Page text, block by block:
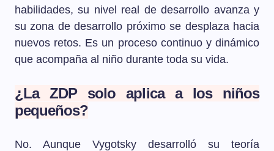
habilidades, su nivel real de desarrollo avanza y
su zona de desarrollo próximo se desplaza hacia
nuevos retos. Es un proceso continuo y dinámico
que acompaña al niño durante toda su vida.
¿La ZDP solo aplica a los niños
pequeños?
No. Aunque Vygotsky desarrolló su teoría